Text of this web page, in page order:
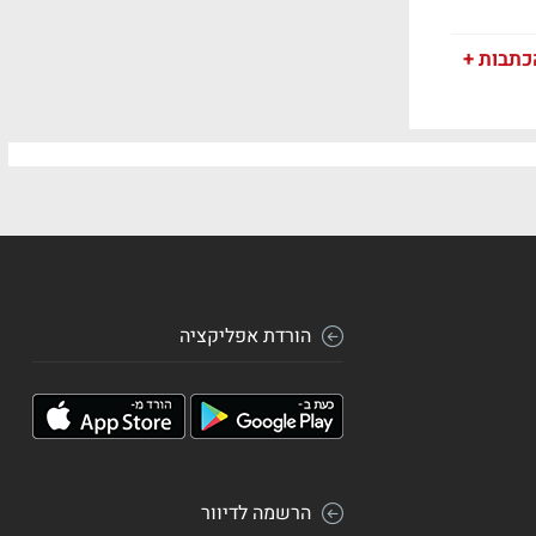
+
הורדת אפליקציה
הרשמה לדיוור